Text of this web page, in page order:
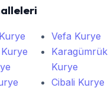
Vefa Kurye
Karagümrük
Kurye
Cibali Kurye